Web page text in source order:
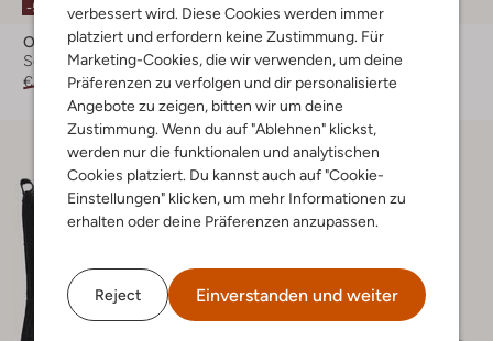
verbessert wird. Diese Cookies werden immer
platziert und erfordern keine Zustimmung. Für
Marketing-Cookies, die wir verwenden, um deine
Präferenzen zu verfolgen und dir personalisierte
Angebote zu zeigen, bitten wir um deine
Zustimmung. Wenn du auf "Ablehnen" klickst,
werden nur die funktionalen und analytischen
Cookies platziert. Du kannst auch auf "Cookie-
Einstellungen" klicken, um mehr Informationen zu
erhalten oder deine Präferenzen anzupassen.
Reject Einverstanden und weiter
-50%
Omoda
Schnürboots
€ 129,95 € 64,99
-50%
Omoda
Schnürboots
€ 119,95 € 59,99